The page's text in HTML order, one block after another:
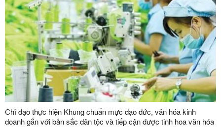
Chỉ đạo thực hiện Khung chuẩn mực đạo đức, văn hóa kinh
doanh gắn với bản sắc dân tộc và tiếp cận được tinh hoa văn hóa